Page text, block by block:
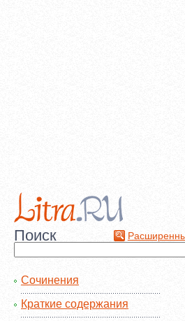
Поиск
Сочинения
Краткие содержания